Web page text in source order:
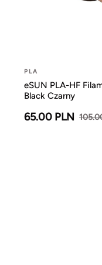
PLA
eSUN PLA-HF
Black Czarny
65.00 PLN